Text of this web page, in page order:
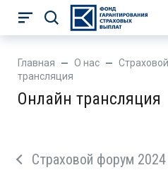
Главная О нас
трансляция
Онлайн трансляция
Страховой форум 2024